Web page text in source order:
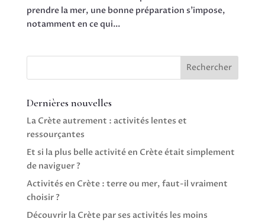
prendre la mer, une bonne préparation s’impose,
notamment en ce qui...
Rechercher
Dernières nouvelles
La Crète autrement : activités lentes et
ressourçantes
Et si la plus belle activité en Crète était simplement
de naviguer ?
Activités en Crète : terre ou mer, faut-il vraiment
choisir ?
Découvrir la Crète par ses activités les moins